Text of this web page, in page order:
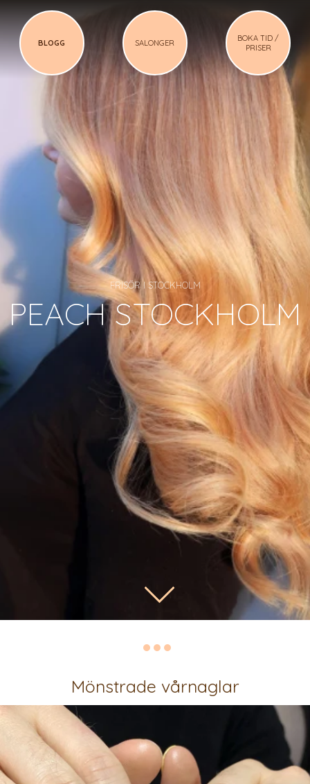
BLOGG SALONGER
BOKA TID /
PRISER
FRISÖR I STOCKHOLM
PEACH STOCKHOLM
Mönstrade vårnaglar